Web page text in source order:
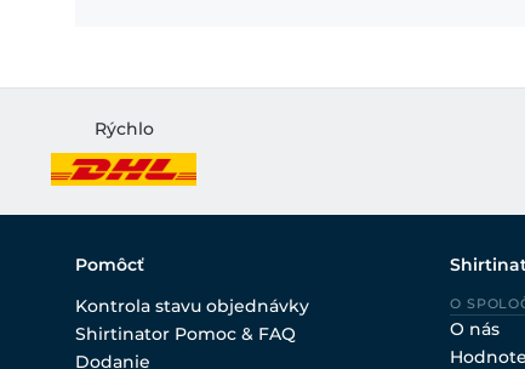
Rýchlo
Pomôcť
Kontrola stavu objednávky
Shirtinator Pomoc & FAQ
Dodanie
O
O nás